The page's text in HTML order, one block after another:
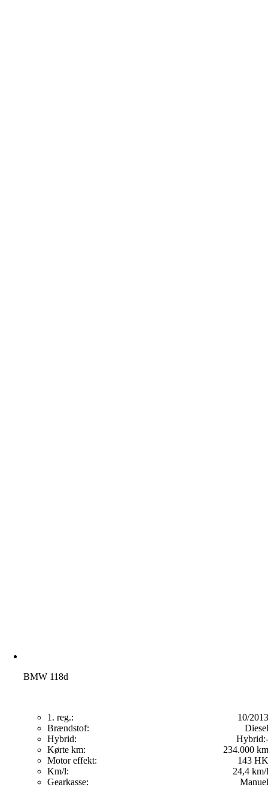
BMW 118d
1. reg.:
10/2013
Brændstof:
Diesel
Hybrid:
Hybrid:-
Kørte km:
234.000 km
Motor effekt:
143 HK
Km/l:
24,4 km/l
Gearkasse:
Manuel